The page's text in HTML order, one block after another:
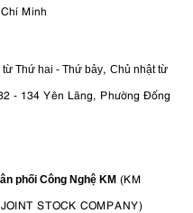
Minh
Thứ hai - Thứ bảy, Chủ nhật từ
- 134 Yên Lãng, Phường Đống
phối Công Nghệ KM (KM
STOCK COMPANY)